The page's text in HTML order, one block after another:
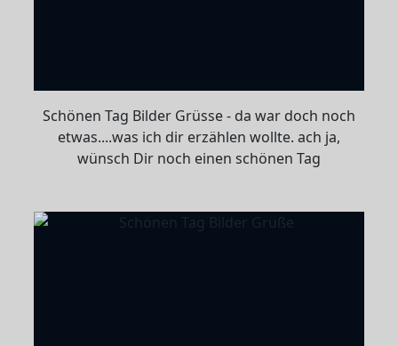
Schönen Tag Bilder Grüsse - da war doch noch
etwas....was ich dir erzählen wollte. ach ja,
wünsch Dir noch einen schönen Tag